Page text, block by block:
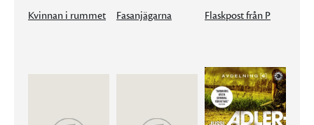
Kvinnan i rummet Fasanjägarna Flaskpost från P